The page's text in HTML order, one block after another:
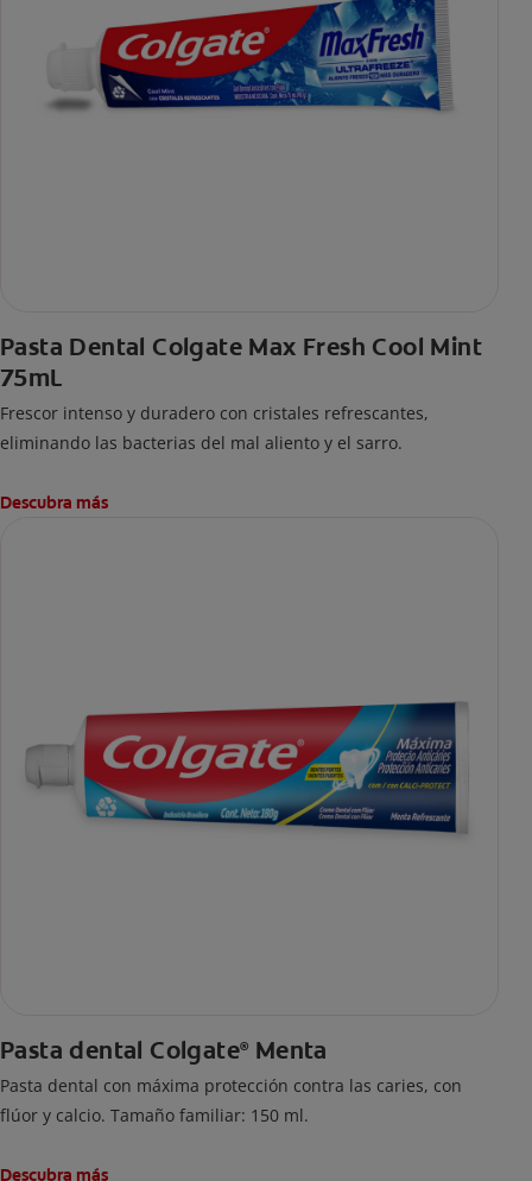
Pasta Dental Colgate Max Fresh Cool Mint
75mL
Frescor intenso y duradero con cristales refrescantes,
eliminando las bacterias del mal aliento y el sarro.
Descubra más
Pasta dental Colgate® Menta
Pasta dental con máxima protección contra las caries, con
flúor y calcio. Tamaño familiar: 150 ml.
Descubra más